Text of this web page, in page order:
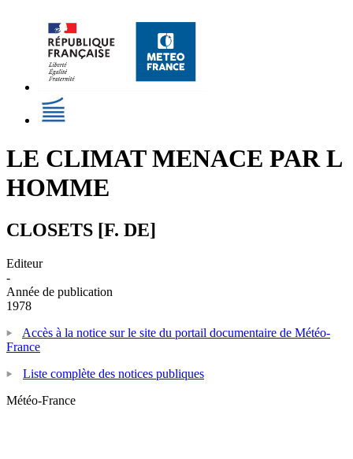
LE CLIMAT MENACE PAR L
HOMME
CLOSETS [F. DE]
Editeur
-
Année de publication
1978
Accès à la notice sur le site du portail documentaire de Météo-
France
Liste complète des notices publiques
Météo-France